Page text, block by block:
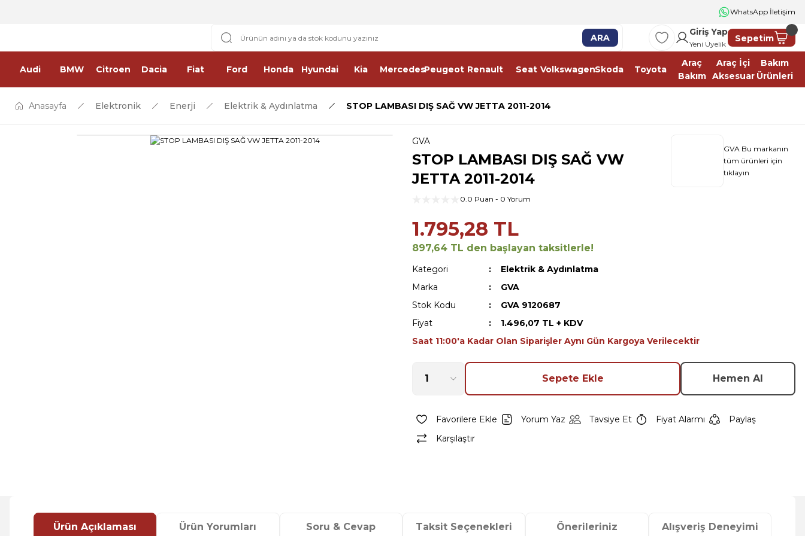
2500 TL ÜSTÜ ÜCRETSİZ KARGO
WhatsApp İletişim
ARA
Giriş Yap
Yeni Üyelik
Sepetim
Audi BMW Citroen Dacia Fiat Ford Honda Hyundai Kia MercedesPeugeot Renault Seat VolkswagenSkoda Toyota
Araç
Bakım
Araç İçi
Aksesuar
Bakım
Ürünleri
Anasayfa Elektronik Enerji Elektrik & Aydınlatma STOP LAMBASI DIŞ SAĞ VW JETTA 2011-2014
GVA
STOP LAMBASI DIŞ SAĞ VW
JETTA 2011-2014
GVA Bu markanın
tüm ürünleri için
tıklayın
0.0 Puan - 0 Yorum
1.795,28 TL
897,64 TL den başlayan taksitlerle!
Kategori
Elektrik & Aydınlatma
Marka
GVA
Stok Kodu
GVA 9120687
Fiyat
1.496,07 TL + KDV
Saat 11:00'a Kadar Olan Siparişler Aynı Gün Kargoya Verilecektir
Sepete Ekle Hemen Al
Yorum Yaz Tavsiye Et Fiyat Alarmı
Paylaş
Karşılaştır
Ürün Açıklaması Ürün Yorumları Soru & Cevap Taksit Seçenekleri Önerileriniz Alışveriş Deneyimi